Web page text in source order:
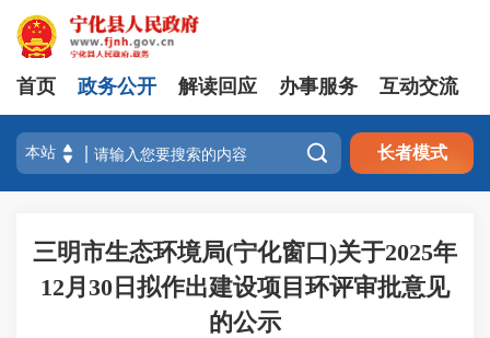
首页 政务公开 解读回应 办事服务 互动交流
 长者模式
三明市生态环境局(宁化窗口)关于2025年
12月30日拟作出建设项目环评审批意见
的公示